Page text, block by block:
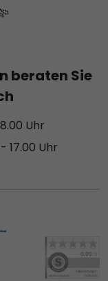
beraten Sie
Uhr
17.00 Uhr